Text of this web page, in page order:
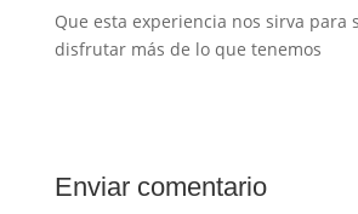
Que esta experiencia nos sirva para
disfrutar más de lo que tenemos
Enviar comentario